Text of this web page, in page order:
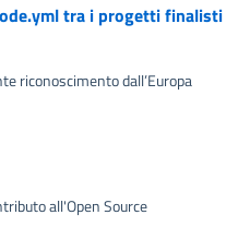
tra i progetti finalisti
riconoscimento dall’Europa
all'Open Source